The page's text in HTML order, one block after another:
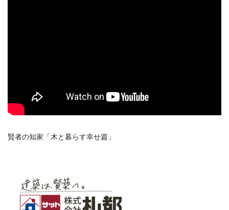
賢者の知家「木と暮らす幸せ篇」